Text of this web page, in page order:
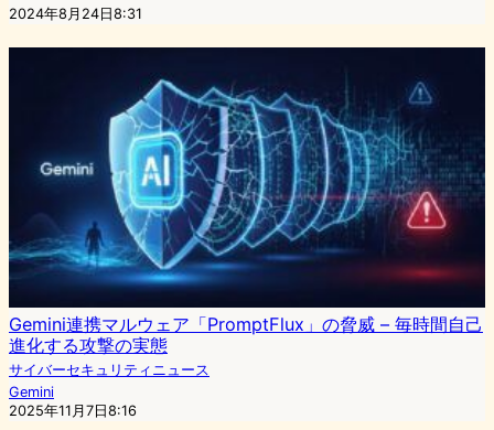
2024年8月24日8:31
Gemini連携マルウェア「PromptFlux」の脅威 – 毎時間自己
進化する攻撃の実態
サイバーセキュリティニュース
Gemini
2025年11月7日8:16